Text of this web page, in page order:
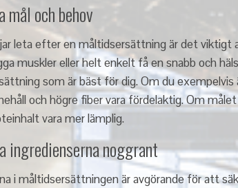
mål och behov
leta efter en måltidsersättning är det
muskler eller helt enkelt få en snabb och
som är bäst för dig. Om du
och högre fiber vara fördelaktig. Om
vara mer lämplig.
ingredienserna noggrant
i måltidsersättningen är avgörande för att